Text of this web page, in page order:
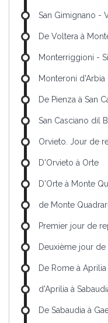
San Gimignano -
De Voltera à
Monterriggioni -
Monteroni d'Arbia
De Pienza à San
San Casciano dil
Orvieto. Jour de
D'Orvieto à Orte
D'Orte à Monte
de Monte
Premier jour de
Deuxième jour
De Rome à Aprilia
d'Aprilia à
De Sabaudia à